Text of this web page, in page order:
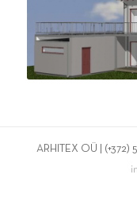
ARHITEX OÜ | (+372)